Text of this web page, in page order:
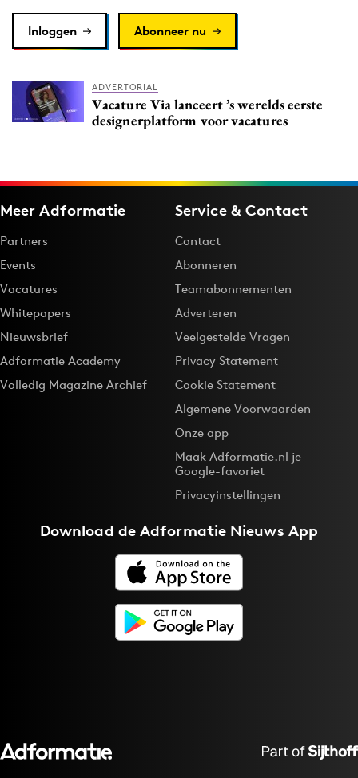
Inloggen Abonneer nu
ADVERTORIAL
Vacature Via lanceert ’s werelds eerste
designerplatform voor vacatures
Meer Adformatie
Partners
Events
Vacatures
Whitepapers
Nieuwsbrief
Adformatie Academy
Volledig Magazine Archief
Service & Contact
Contact
Abonneren
Teamabonnementen
Adverteren
Veelgestelde Vragen
Privacy Statement
Cookie Statement
Algemene Voorwaarden
Onze app
Maak Adformatie.nl je
Google-favoriet
Privacyinstellingen
Download deAdformatie Nieuws App